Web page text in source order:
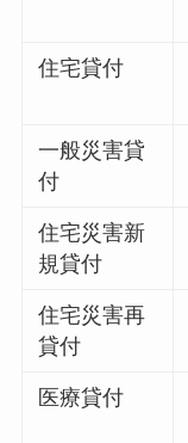
住宅貸付
一般災害貸
付
住宅災害新
規貸付
住宅災害再
貸付
医療貸付